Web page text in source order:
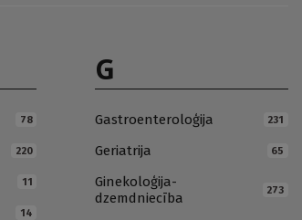
78
220
11
14
G
Gastroenteroloģija 231
Geriatrija 65
Ginekoloģija-
dzemdniecība
273